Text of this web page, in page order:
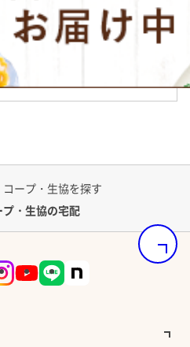
る」関係づくりを大切
が産地や工場を訪問し、交流を行
在宅支援、食育などの子育て応援
チ グリーンコープ
システム
者・メーカーと互いに協力しあい
コープ・生協を探す
・生協の宅配
ページ